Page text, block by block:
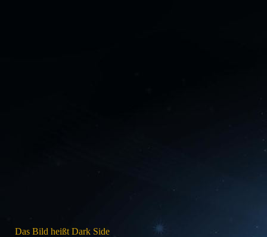
Das Bild heißt Dark Side